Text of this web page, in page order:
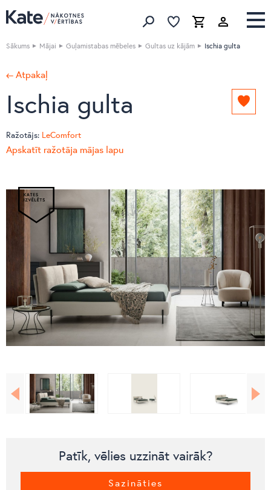
Meklēt produktus
IzlaseGrozs Izlase
Sākums Mājai Guļamistabas mēbeles Gultas uz kājām Ischia gulta
← Atpakaļ
Ischia gulta
Ražotājs: LeComfort
Apskatīt ražotāja mājas lapu
Patīk, vēlies uzzināt vairāk?
Sazināties